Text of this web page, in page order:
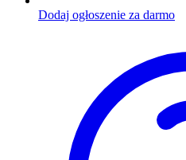
Dodaj ogłoszenie za darmo